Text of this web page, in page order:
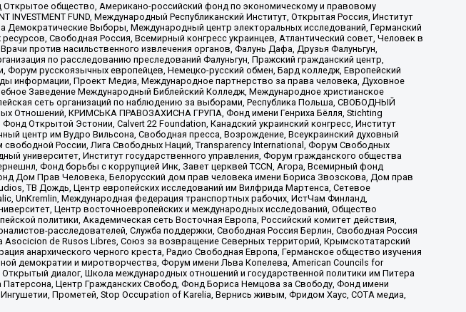
общество, Американо-российский фонд по экономическому и правовому
FUND, Международный Республиканский Институт, Открытая Россия, Институт
Выборы, Международный центр электоральных исследований, Германский
Свободная Россия, Всемирный конгресс украинцев, Атлантический совет, Человек в
против насильственного извлечения органов, Фалунь Дафа, Друзья Фалуньгун,
по расследованию преследований Фалуньгун, Пражский гражданский центр,
русскоязычных европейцев, Немецко-русский обмен, Бард колледж, Европейский
информации, Проект Медиа, Международное партнерство за права человека, Духовное
Заведение Международный Библейский Колледж, Международное христианское
сеть организаций по наблюдению за выборами, Республика Польша, СВОБОДНЫЙ
Отношений, КРИМСЬКА ПРАВОЗАХИСНА ГРУПА, Фонд имени Генриха Бёлля, Stichting
Открытой Эстонии, Calvert 22 Foundation, Канадский украинский конгресс, Институт
центр им Вудро Вильсона, Свободная пресса, Возрождение, Всеукраинский духовный
России, Лига Свободных Наций, Transparеncy International, Форум Свободных
университет, Институт государственного управления, Форум гражданского общества
Фонд борьбы с коррупцией Инк, Завет церквей TCCN, Агора, Всемирный фонд
Дом Прав Человека, Белорусский дом прав человека имени Бориса Звозскова, Дом прав
ТВ Дождь, Центр европейских исследований им Вилфрида Мартенса, Сетевое
UnKremlin, Международная федерация транспортных рабочих, ИстЧам Финланд,
Центр восточноевропейских и международных исследований, Общество
политики, Академическая сеть Восточная Европа, Российский комитет действия,
расследователей, Служба поддержки, Свободная Россия Берлин, Свободная Россия
de Rusos Libres, Союз за возвращение Северных территорий, Крымскотатарский
анархического черного креста, Радио Свободная Европа, Германское общество изучения
демократии и миротворчества, Форум имени Льва Копелева, American Councils for
диалог, Школа международных отношений и государственной политики им Питера
Центр Гражданских Свобод, Фонд Бориса Немцова за Свободу, Фонд имени
Прометей, Stop Occupation of Karelia, Вернись живым, Фридом Хаус, СОТА медиа,